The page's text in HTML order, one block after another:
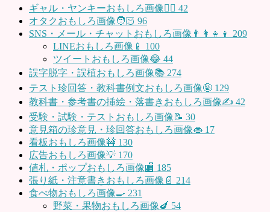
ギャル・ヤンキーおもしろ画像👱‍♀️ 42
オタクおもしろ画像🧑🏻 96
SNS・メール・チャットおもしろ画像👨‍👩‍👧‍👦 209
LINEおもしろ画像📱 100
ツイートおもしろ画像😂 44
誤字脱字・誤植おもしろ画像📚 274
テスト珍回答・教科書例文おもしろ画像🤪 129
教科書・参考書の挿絵・落書きおもしろ画像✍️ 42
受験・試験・テストおもしろ画像📝 30
意見箱の珍意見・珍回答おもしろ画像👄 17
看板おもしろ画像🚧 130
広告おもしろ画像💡 170
値札・ポップおもしろ画像🏬 185
張り紙・注意書きおもしろ画像📄 214
食べ物おもしろ画像🍳 231
野菜・果物おもしろ画像🍆 54